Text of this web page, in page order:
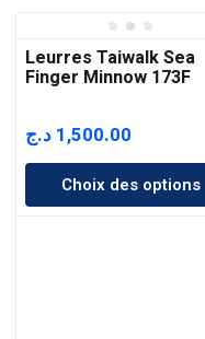
Leurres Taiwalk Sea
Finger Minnow 173F
1,500.00 د.ج
Choix des options